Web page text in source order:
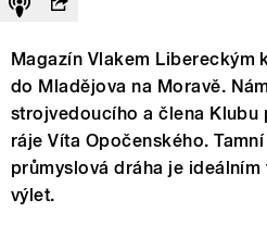
Magazín Vlakem Libereckým
do Mladějova na Moravě.
strojvedoucího a člena
ráje Víta Opočenského.
průmyslová dráha je
výlet.